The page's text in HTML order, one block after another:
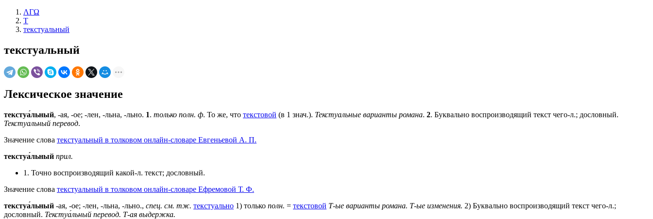
ΛΓΩ
Т
текстуальный
текстуальный
Лексическое значение
текстуа́льный, -ая, -ое; -лен, -льна, -льно. 1. только полн. ф. То же, что текстовой (в 1 знач.). Текстуальные варианты романа. 2. Буквально воспроизводящий текст чего-л.; дословный.
Текстуальный перевод.
Значение слова текстуальный в толковом онлайн-словаре Евгеньевой А. П.
текстуа́льный прил.
1. Точно воспроизводящий какой-л. текст; дословный.
Значение слова текстуальный в толковом онлайн-словаре Ефремовой Т. Ф.
текстуа́льный -ая, -ое; -лен, -льна, -льно., спец. см. тж. текстуально 1) только полн. = текстовой Т-ые варианты романа. Т-ые изменения. 2) Буквально воспроизводящий текст чего-л.;
дословный. Текстуа́льный перевод. Т-ая выдержка.